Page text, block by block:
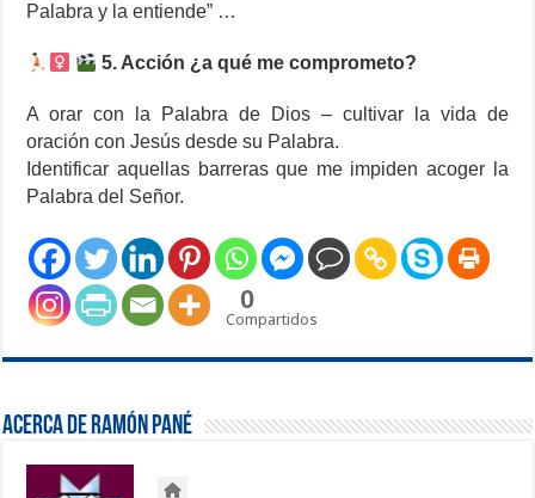
Palabra y la entiende” …
5. Acción ¿a qué me comprometo?
A orar con la Palabra de Dios – cultivar la vida de
oración con Jesús desde su Palabra.
Identificar aquellas barreras que me impiden acoger la
Palabra del Señor.
0
Compartidos
Acerca de Ramón Pané